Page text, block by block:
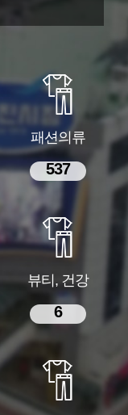
패션의류
537
뷰티, 건강
6